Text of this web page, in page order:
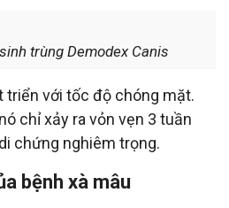
trùng Demodex Canis
triển với tốc độ chóng mặt.
chỉ xảy ra vỏn vẹn 3 tuần
chứng nghiêm trọng.
bệnh xà mâu